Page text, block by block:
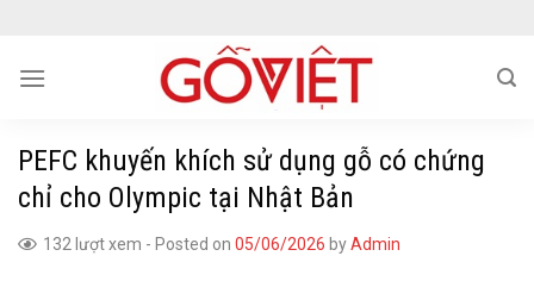
content
PEFC khuyến khích sử dụng gỗ có chứng
chỉ cho Olympic tại Nhật Bản
132 lượt xem - Posted on 05/06/2026 byAdmin